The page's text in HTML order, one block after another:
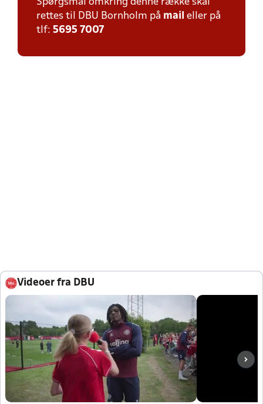
Spørgsmål omkring denne række skal
rettes til DBU Bornholm på mail eller på
tlf: 5695 7007
Videoer fra DBU